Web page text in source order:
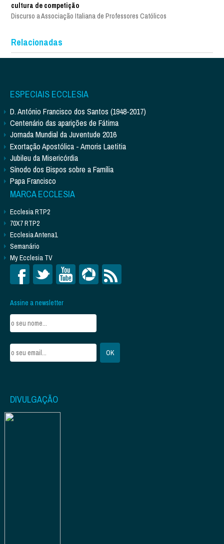
cultura de competição
Discurso a Associação Italiana de Professores Católicos
Relacionadas
ESPECIAIS ECCLESIA
D. António Francisco dos Santos (1948-2017)
Centenário das aparições de Fátima
Jornada Mundial da Juventude 2016
Exortação Apostólica - Amoris Laetitia
Jubileu da Misericórdia
Sínodo dos Bispos sobre a Família
Papa Francisco
MARCA ECCLESIA
Ecclesia RTP2
70X7 RTP2
Ecclesia Antena1
Semanário
My Ecclesia TV
Assine a newsletter
DIVULGAÇÃO